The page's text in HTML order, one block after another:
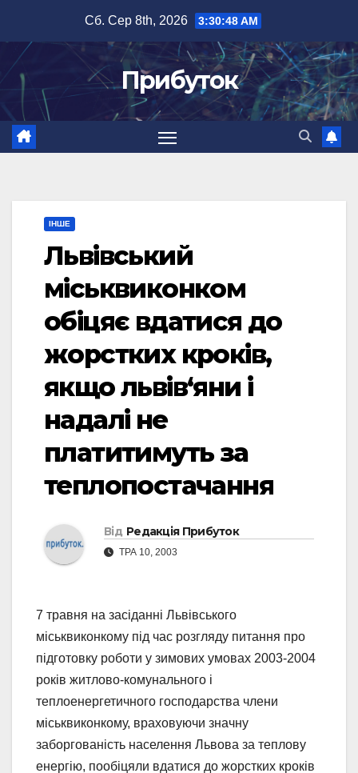
вмісту
Сб. Сер 8th, 2026 3:30:49 AM
Прибуток
ІНШЕ
Львівський
міськвиконком
обіцяє вдатися до
жорстких кроків,
якщо львів‘яни і
надалі не
платитимуть за
теплопостачання
Від Редакція Прибуток
ТРА 10, 2003
7 травня на засіданні Львівського
міськвиконкому під час розгляду питання про
підготовку роботи у зимових умовах 2003-2004
років житлово-комунального і
теплоенергетичного господарства члени
міськвиконкому, враховуючи значну
заборгованість населення Львова за теплову
енергію, пообіцяли вдатися до жорстких кроків